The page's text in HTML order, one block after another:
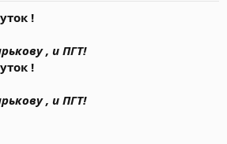
!
, и ПГТ!
!
, и ПГТ!